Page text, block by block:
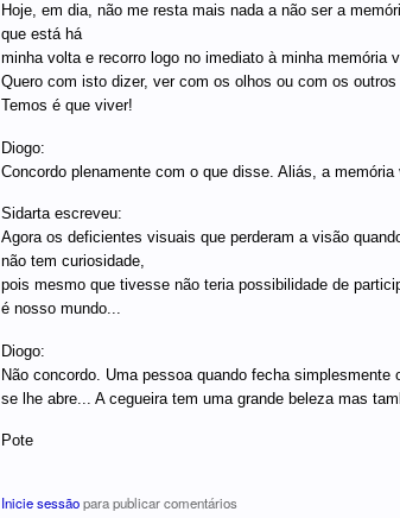
Hoje, em dia, não me resta mais nada a não ser a
que está há
minha volta e recorro logo no imediato à minha memória
Quero com isto dizer, ver com os olhos ou com os
Temos é que viver!
Diogo:
Concordo plenamente com o que disse. Aliás, a
Sidarta escreveu:
Agora os deficientes visuais que perderam a visão
não tem curiosidade,
pois mesmo que tivesse não teria possibilidade de
é nosso mundo...
Diogo:
Não concordo. Uma pessoa quando fecha
se lhe abre... A cegueira tem uma grande beleza mas
Pote
Inicie sessãopara publicar comentários